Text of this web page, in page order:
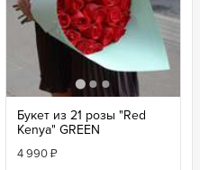
Букет из 21 розы "Red
Kenya" GREEN
4 990₽